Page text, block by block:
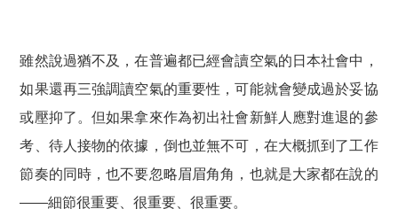
雖然說過猶不及，在普遍都已經會讀空氣的日本社會中，
如果還再三強調讀空氣的重要性，可能就會變成過於妥協
或壓抑了。但如果拿來作為初出社會新鮮人應對進退的參
考、待人接物的依據，倒也並無不可，在大概抓到了工作
節奏的同時，也不要忽略眉眉角角，也就是大家都在說的
——細節很重要、很重要、很重要。